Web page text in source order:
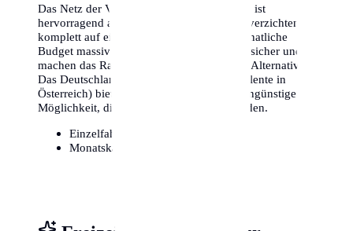
Das Netz der Verkehrsbetriebe in Augsburg ist
hervorragend ausgebaut. Viele Einwohner verzichten
komplett auf ein eigenes Auto, was das monatliche
Budget massiv entlastet. Fahrradwege sind sicher und
machen das Radfahren zu einer attraktiven Alternative.
Das Deutschlandticket (oder lokale Äquivalente in
Österreich) bietet zudem eine extrem kostengünstige
Möglichkeit, die gesamte Region zu erkunden.
Einzelfahrschein:
Monatskarte / Abo: